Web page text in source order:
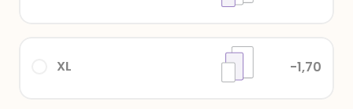
XL -1,70